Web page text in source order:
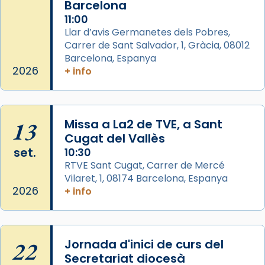
Arquebisbat de Barcelona
de Barcelona.
2 weeks ago
Aquest dilluns, 27 de juliol, ha tingut lloc la
missa d’acció de gràcies en agraïment al
L’arquebisbe de Barcelona, el cardenal Joan
Josep Omella, ha presidit la missa i l’ha
concelebrat el bisbe auxiliar de Barcelona,
Mons. David Abadías.
📸 Dr. G. Simón
2026
Barcelona
11:00
Llar d’avis Germanetes dels Pobres,
Carrer de Sant Salvador, 1, Gràcia, 08012
Barcelona, Espanya
+ info
13
set.
2026
Missa a La2 de TVE, a Sant
Cugat del Vallès
10:30
RTVE Sant Cugat, Carrer de Mercé
Vilaret, 1, 08174 Barcelona, Espanya
+ info
22
Jornada d'inici de curs del
Secretariat diocesà